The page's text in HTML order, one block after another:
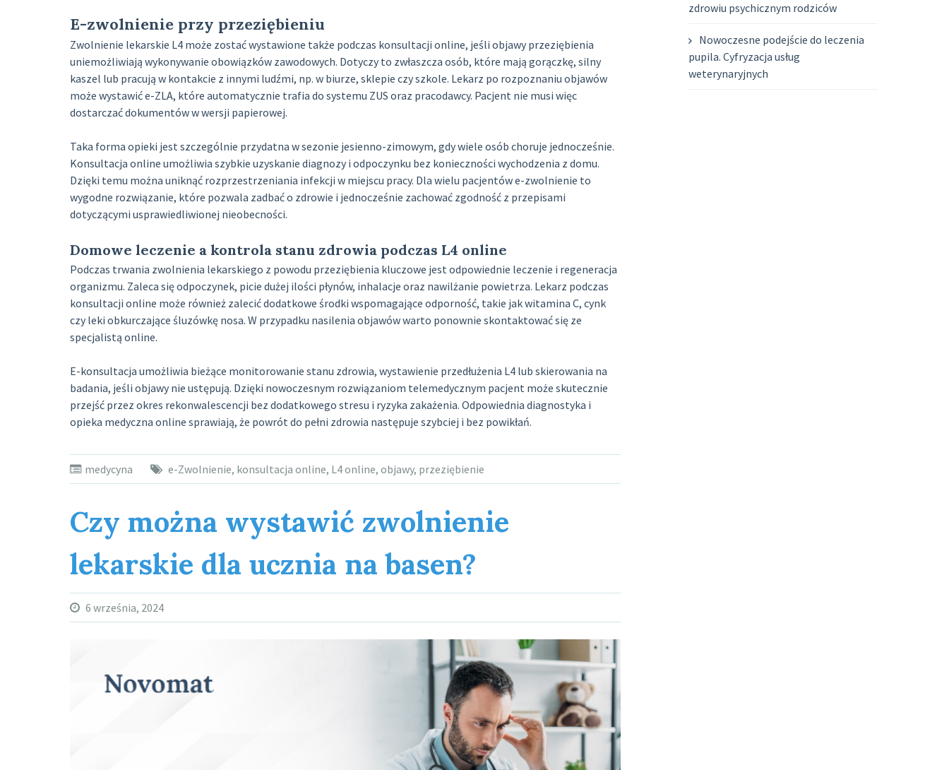
E-zwolnienie przy przeziębieniu
Zwolnienie lekarskie L4 może zostać wystawione także podczas konsultacji online, jeśli objawy przeziębienia
uniemożliwiają wykonywanie obowiązków zawodowych. Dotyczy to zwłaszcza osób, które mają gorączkę, silny
kaszel lub pracują w kontakcie z innymi ludźmi, np. w biurze, sklepie czy szkole. Lekarz po rozpoznaniu objawów
może wystawić e-ZLA, które automatycznie trafia do systemu ZUS oraz pracodawcy. Pacjent nie musi więc
dostarczać dokumentów w wersji papierowej.
Taka forma opieki jest szczególnie przydatna w sezonie jesienno-zimowym, gdy wiele osób choruje jednocześnie.
Konsultacja online umożliwia szybkie uzyskanie diagnozy i odpoczynku bez konieczności wychodzenia z domu.
Dzięki temu można uniknąć rozprzestrzeniania infekcji w miejscu pracy. Dla wielu pacjentów e-zwolnienie to
wygodne rozwiązanie, które pozwala zadbać o zdrowie i jednocześnie zachować zgodność z przepisami
dotyczącymi usprawiedliwionej nieobecności.
Domowe leczenie a kontrola stanu zdrowia podczas L4 online
Podczas trwania zwolnienia lekarskiego z powodu przeziębienia kluczowe jest odpowiednie leczenie i regeneracja
organizmu. Zaleca się odpoczynek, picie dużej ilości płynów, inhalacje oraz nawilżanie powietrza. Lekarz podczas
konsultacji online może również zalecić dodatkowe środki wspomagające odporność, takie jak witamina C, cynk
czy leki obkurczające śluzówkę nosa. W przypadku nasilenia objawów warto ponownie skontaktować się ze
specjalistą online.
E-konsultacja umożliwia bieżące monitorowanie stanu zdrowia, wystawienie przedłużenia L4 lub skierowania na
badania, jeśli objawy nie ustępują. Dzięki nowoczesnym rozwiązaniom telemedycznym pacjent może skutecznie
przejść przez okres rekonwalescencji bez dodatkowego stresu i ryzyka zakażenia. Odpowiednia diagnostyka i
opieka medyczna online sprawiają, że powrót do pełni zdrowia następuje szybciej i bez powikłań.
medycyna e-Zwolnienie, konsultacja online, L4 online, objawy, przeziębienie
Czy można wystawić zwolnienie
lekarskie dla ucznia na basen?
6 września, 2024
zdrowiu psychicznym rodziców
Nowoczesne podejście do leczenia
pupila. Cyfryzacja usług
weterynaryjnych